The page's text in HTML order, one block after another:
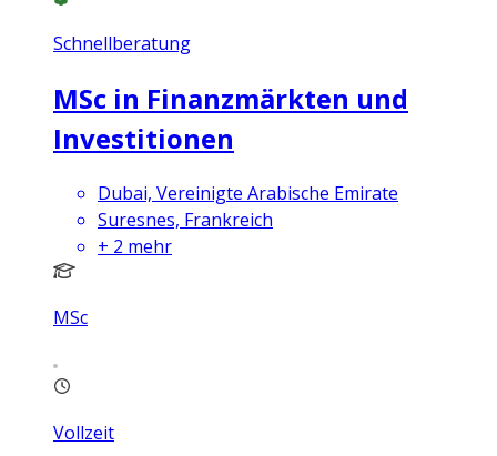
Schnellberatung
MSc in Finanzmärkten und
Investitionen
Dubai, Vereinigte Arabische Emirate
Suresnes, Frankreich
+ 2 mehr
MSc
Vollzeit